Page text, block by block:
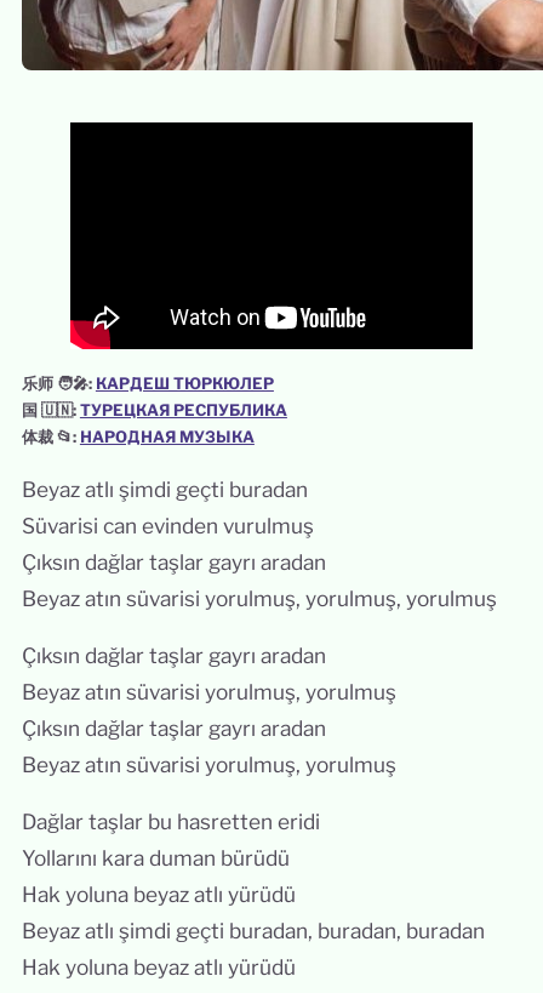
乐师 🧑‍🎤: КАРДЕШ ТЮРКЮЛЕР
国 🇺🇳:ТУРЕЦКАЯ РЕСПУБЛИКА
体裁 📂: НАРОДНАЯ МУЗЫКА
Beyaz atlı şimdi geçti buradan
Süvarisi can evinden vurulmuş
Çıksın dağlar taşlar gayrı aradan
Beyaz atın süvarisi yorulmuş, yorulmuş, yorulmuş
Çıksın dağlar taşlar gayrı aradan
Beyaz atın süvarisi yorulmuş, yorulmuş
Çıksın dağlar taşlar gayrı aradan
Beyaz atın süvarisi yorulmuş, yorulmuş
Dağlar taşlar bu hasretten eridi
Yollarını kara duman bürüdü
Hak yoluna beyaz atlı yürüdü
Beyaz atlı şimdi geçti buradan, buradan, buradan
Hak yoluna beyaz atlı yürüdü